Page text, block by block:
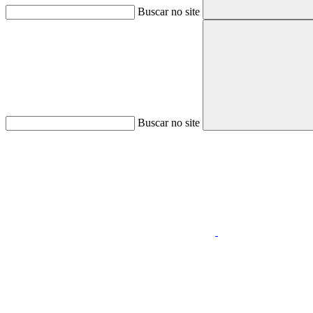
Buscar no site
Buscar no site